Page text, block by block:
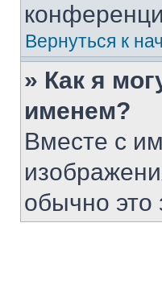
Вернуться к
» Как я
именем?
Вместе с
обычно это